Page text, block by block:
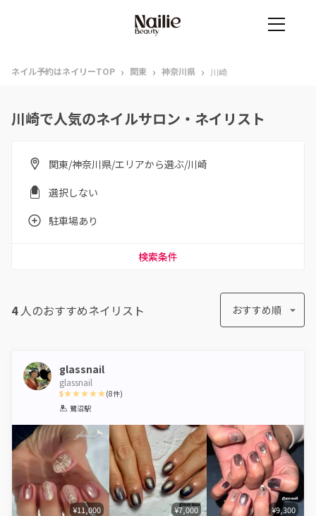
ネイル予約はネイリーTOP › 関東 › 神奈川県 › 川崎
川崎で人気のネイルサロン・ネイリスト
関東/神奈川県/エリアから選ぶ/川崎
選択しない
駐車場あり
検索条件
4人のおすすめネイリスト おすすめ順
glassnail
glassnail
5
1 2 3 4
(8件)
鷺沼駅
¥11,000 ¥7,000 ¥9,300